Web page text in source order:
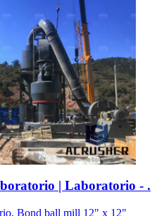
| Laboratorio - .
Bond ball mill 12" x 12"